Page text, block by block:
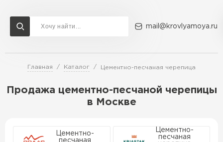
mail@krovlyamoya.ru
Главная Каталог Цементно-песчаная черепица
Продажа цементно-песчаной черепицы
в Москве
Цементно-
песчаная
Цементно-
песчаная
Сервисы расчета
Расчет штакетника для забора
Расчет фальцевой кровли
Доставка Контакты